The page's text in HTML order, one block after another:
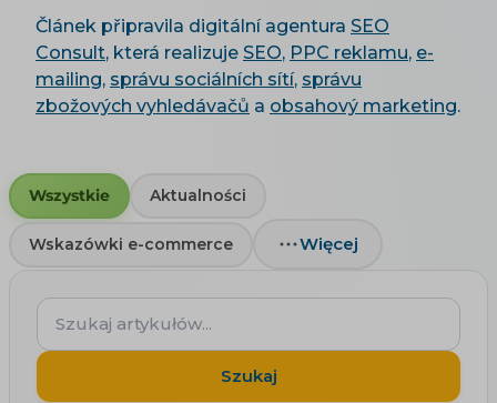
Článek připravila digitální agentura SEO
Consult, která realizuje SEO, PPC reklamu, e-
mailing, správu sociálních sítí, správu
zbožových vyhledávačů a obsahový marketing.
Wszystkie Aktualności
Wskazówki e-commerce Więcej
Szukaj
artykułów...
Szukaj